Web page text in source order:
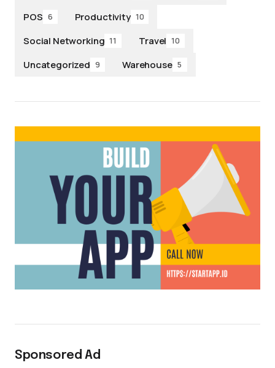
POS 6 Productivity 10
Social Networking 11 Travel 10
Uncategorized 9 Warehouse 5
Sponsored Ad